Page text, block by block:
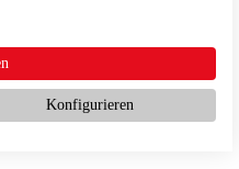
Konfigurieren